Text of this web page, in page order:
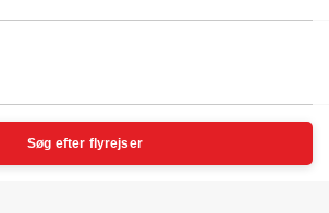
Søg efter flyrejser